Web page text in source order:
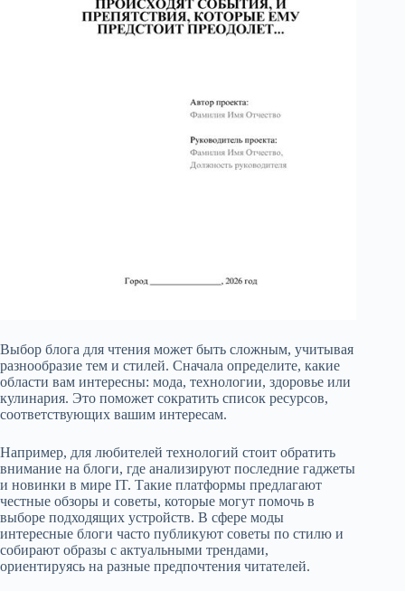
Выбор блога для чтения может быть сложным, учитывая
разнообразие тем и стилей. Сначала определите, какие
области вам интересны: мода, технологии, здоровье или
кулинария. Это поможет сократить список ресурсов,
соответствующих вашим интересам.
Например, для любителей технологий стоит обратить
внимание на блоги, где анализируют последние гаджеты
и новинки в мире IT. Такие платформы предлагают
честные обзоры и советы, которые могут помочь в
выборе подходящих устройств. В сфере моды
интересные блоги часто публикуют советы по стилю и
собирают образы с актуальными трендами,
ориентируясь на разные предпочтения читателей.